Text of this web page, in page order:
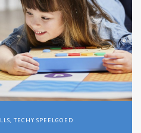
, TECHY SPEELGOED